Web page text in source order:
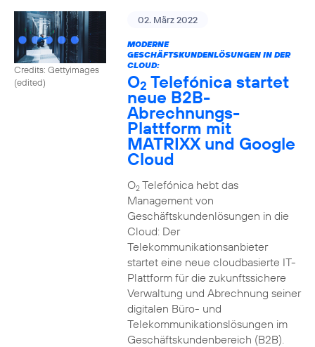
Credits: Gettyimages
(edited)
02. März 2022
MODERNE
GESCHÄFTSKUNDENLÖSUNGEN IN DER
CLOUD:
O2 Telefónica startet
neue B2B-
Abrechnungs-
Plattform mit
MATRIXX und Google
Cloud
O2Telefónica hebt das
Management von
Geschäftskundenlösungen in die
Cloud: Der
Telekommunikationsanbieter
startet eine neue cloudbasierte IT-
Plattform für die zukunftssichere
Verwaltung und Abrechnung seiner
digitalen Büro- und
Telekommunikationslösungen im
Geschäftskundenbereich (B2B).